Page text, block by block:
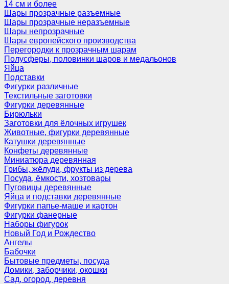
14 см и более
Шары прозрачные разъемные
Шары прозрачные неразъемные
Шары непрозрачные
Шары европейского производства
Перегородки к прозрачным шарам
Полусферы, половинки шаров и медальонов
Яйца
Подставки
Фигурки различные
Текстильные заготовки
Фигурки деревянные
Бирюльки
Заготовки для ёлочных игрушек
Животные, фигурки деревянные
Катушки деревянные
Конфеты деревянные
Миниатюра деревянная
Грибы, жёлуди, фрукты из дерева
Посуда, ёмкости, хозтовары
Пуговицы деревянные
Яйца и подставки деревянные
Фигурки папье-маше и картон
Фигурки фанерные
Наборы фигурок
Новый Год и Рождество
Ангелы
Бабочки
Бытовые предметы, посуда
Домики, заборчики, окошки
Сад, огород, деревня